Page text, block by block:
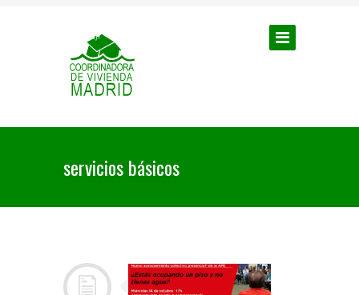
servicios básicos